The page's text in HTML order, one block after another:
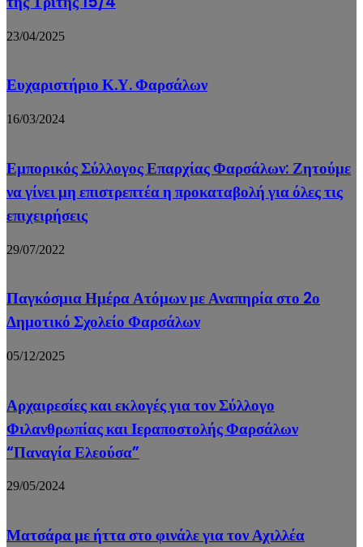
23/04/2025
Ευχαριστήριο Κ.Υ. Φαρσάλων
16/03/2024
Εμπορικός Σύλλογος Επαρχίας Φαρσάλων: Ζητούμε
να γίνει μη επιστρεπτέα η προκαταβολή για όλες τις
επιχειρήσεις
29/07/2022
Παγκόσμια Ημέρα Ατόμων με Αναπηρία στο 2ο
Δημοτικό Σχολείο Φαρσάλων
05/12/2025
Αρχαιρεσίες και εκλογές για τον Σύλλογο
Φιλανθρωπίας και Ιεραποστολής Φαρσάλων
“Παναγία Ελεούσα”
29/05/2024
Ματσάρα με ήττα στο φινάλε για τον Αχιλλέα